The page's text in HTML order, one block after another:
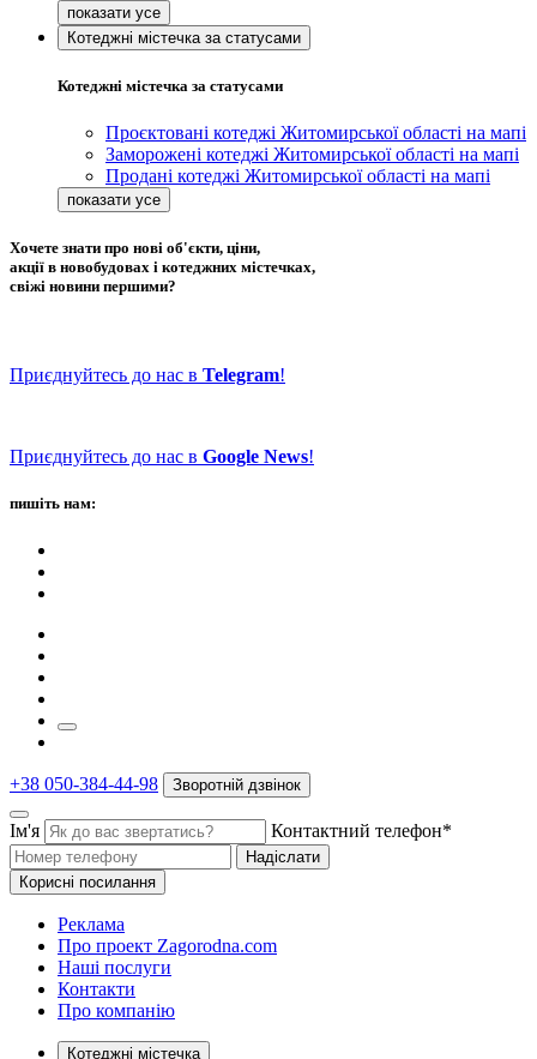
Котеджні містечка за статусами
Котеджні містечка за статусами
Проєктовані котеджі Житомирської області на мапі
Заморожені котеджі Житомирської області на мапі
Продані котеджі Житомирської області на мапі
Хочете знати про нові об'єкти, ціни,
акції в новобудовах і котеджних містечках,
свіжі новини першими?
Приєднуйтесь до нас в Telegram!
Приєднуйтесь до нас в Google News!
пишіть нам:
+38 050-384-44-98 Зворотній дзвінок
Ім'я Контактний телефон*
Надіслати
Корисні посилання
Реклама
Про проект Zagorodna.com
Наші послуги
Контакти
Про компанію
Котеджні містечка